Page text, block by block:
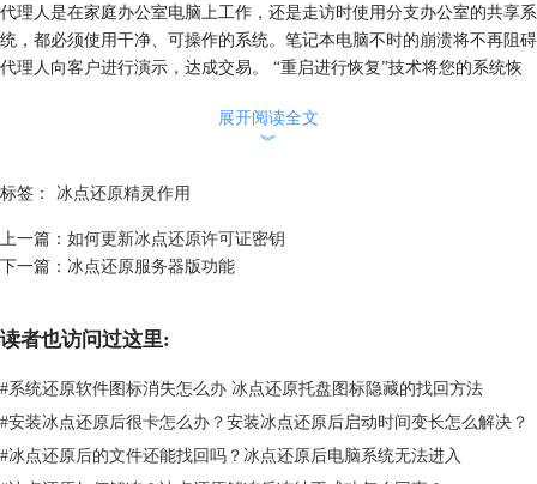
代理人是在家庭办公室电脑上工作，还是走访时使用分支办公室的共享系
统，都必须使用干净、可操作的系统。笔记本电脑不时的崩溃将不再阻碍
代理人向客户进行演示，达成交易。 “重启进行恢复”技术将您的系统恢
冰点还原几乎可以在当前所有电脑系统上运行，无需升级硬件。不论您的
的业务。相关文章：冰点还原为酒店管理提供优质服务
展开阅读全文
︾
标签： 冰点还原精灵作用
上一篇： 如何更新冰点还原许可证密钥
下一篇： 冰点还原服务器版功能
读者也访问过这里:
#系统还原软件图标消失怎么办 冰点还原托盘图标隐藏的找回方法
#安装冰点还原后很卡怎么办？安装冰点还原后启动时间变长怎么解决？
#冰点还原后的文件还能找回吗？冰点还原后电脑系统无法进入